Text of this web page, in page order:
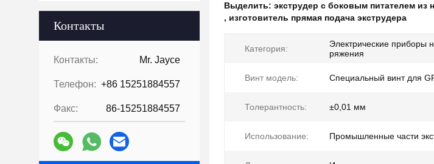
Контакты
Контакты: Mr. Jayce
Телефон: +86 15251884557
Факс: 86-15251884557
Выделить: экструдер с боковым питателем из
, изготовитель прямая подача экструдера
Категория:
Электрические приборы
ряжения
Винт модель: Специальный винт для
Толерантность: ±0,01 мм
Использование: Промышленные части